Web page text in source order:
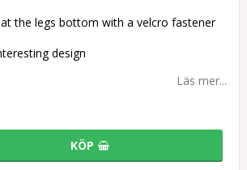
the legs bottom with a velcro fastener
design
Läs mer...
KÖP